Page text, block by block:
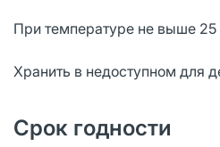
При температуре не выше 25
Хранить в недоступном для
Срок годности